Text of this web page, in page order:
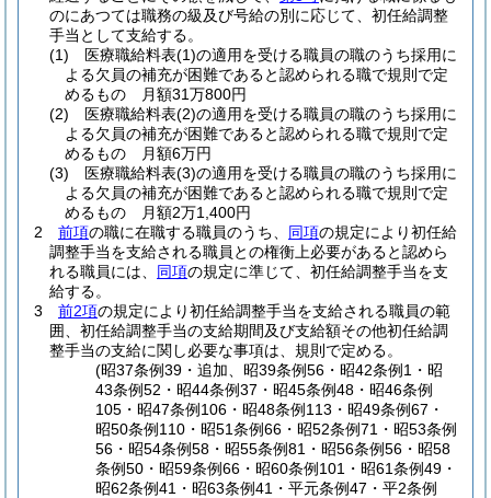
のにあつては職務の級及び号給の別に応じて、初任給調整
手当として支給する。
(1)
医療職給料表(1)の適用を受ける職員の職のうち採用に
よる欠員の補充が困難であると認められる職で規則で定
めるもの 月額31万800円
(2)
医療職給料表(2)の適用を受ける職員の職のうち採用に
よる欠員の補充が困難であると認められる職で規則で定
めるもの 月額6万円
(3)
医療職給料表(3)の適用を受ける職員の職のうち採用に
よる欠員の補充が困難であると認められる職で規則で定
めるもの 月額2万1,400円
2
前項の職に在職する職員のうち、 同項の規定により初任給
調整手当を支給される職員との権衡上必要があると認めら
れる職員には、 同項の規定に準じて、初任給調整手当を支
給する。
3
前2項の規定により初任給調整手当を支給される職員の範
囲、初任給調整手当の支給期間及び支給額その他初任給調
整手当の支給に関し必要な事項は、規則で定める。
(昭37条例39・追加、昭39条例56・昭42条例1・昭
43条例52・昭44条例37・昭45条例48・昭46条例
105・昭47条例106・昭48条例113・昭49条例67・
昭50条例110・昭51条例66・昭52条例71・昭53条例
56・昭54条例58・昭55条例81・昭56条例56・昭58
条例50・昭59条例66・昭60条例101・昭61条例49・
昭62条例41・昭63条例41・平元条例47・平2条例